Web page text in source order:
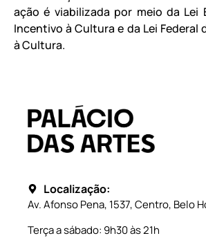
ação é viabilizada por meio da Lei
Incentivo à Cultura e da Lei Federal
à Cultura.
Localização:
Av. Afonso Pena, 1537, Centro, Belo
Terça a sábado: 9h30 às 21h